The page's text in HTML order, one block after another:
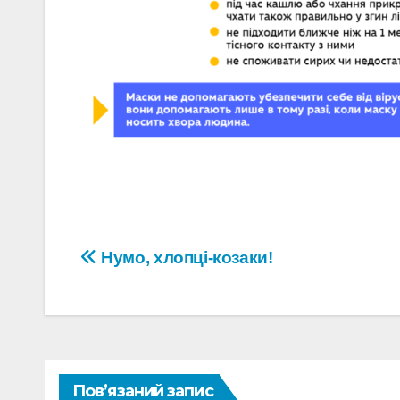
Навігація
Нумо, хлопці-козаки!
Пов’язаний запис